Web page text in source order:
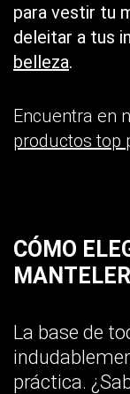
para vestir tu
deleitar a tus
belleza.
Encuentra en
productos top
CÓMO
La base de
práctica.